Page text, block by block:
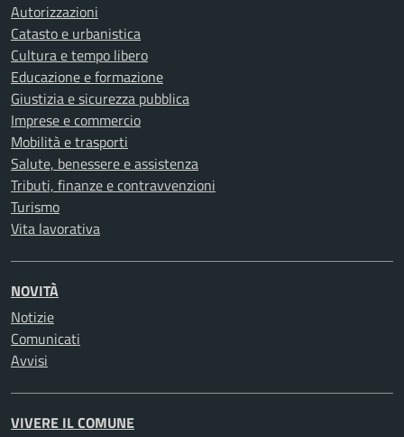
Autorizzazioni
Catasto e urbanistica
Cultura e tempo libero
Educazione e formazione
Giustizia e sicurezza pubblica
Imprese e commercio
Mobilità e trasporti
Salute, benessere e assistenza
Tributi, finanze e contravvenzioni
Turismo
Vita lavorativa
NOVITÀ
Notizie
Comunicati
Avvisi
VIVERE IL COMUNE